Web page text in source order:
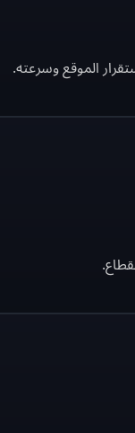
الموقع وسرعته.